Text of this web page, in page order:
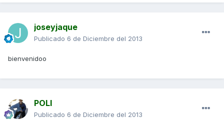
joseyjaque
Publicado 6 de Diciembre del 2013
bienvenidoo
POLI
Publicado 6 de Diciembre del 2013